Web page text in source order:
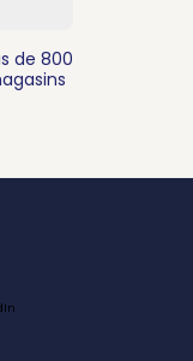
de 800